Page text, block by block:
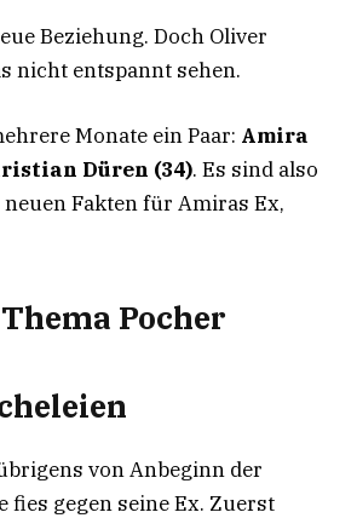
Beziehung. Doch Oliver
nicht entspannt sehen.
Monate ein Paar: Amira
Düren (34). Es sind also
Fakten für Amiras Ex,
Pocher
von Anbeginn der
fies gegen seine Ex. Zuerst